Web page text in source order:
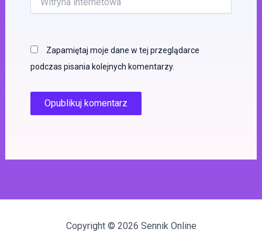
internetowa
Zapamiętaj moje dane w tej przeglądarce
podczas pisania kolejnych komentarzy.
Copyright © 2026 Sennik Online